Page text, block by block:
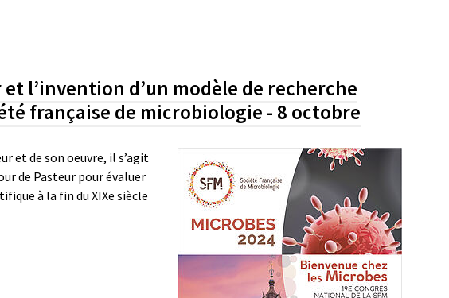
et l’invention d’un modèle de recherche
française de microbiologie - 8 octobre
et de son oeuvre, il s’agit
de Pasteur pour évaluer
à la fin du XIXe siècle